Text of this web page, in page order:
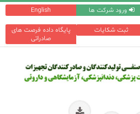
English ورود شرکت ها
پایگاه داده فرصت های
صادراتی
ثبت شکایات